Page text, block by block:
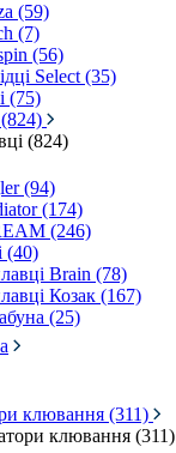
(59)
(7)
(56)
Select (35)
(75)
(824)
(94)
(174)
(246)
(40)
Brain (78)
Козак (167)
(25)
клювання (311)
клювання (311)